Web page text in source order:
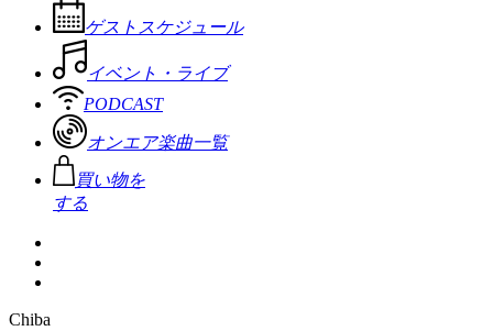
ゲストスケジュール
イベント・ライブ
PODCAST
オンエア楽曲一覧
買い物を
する
Chiba